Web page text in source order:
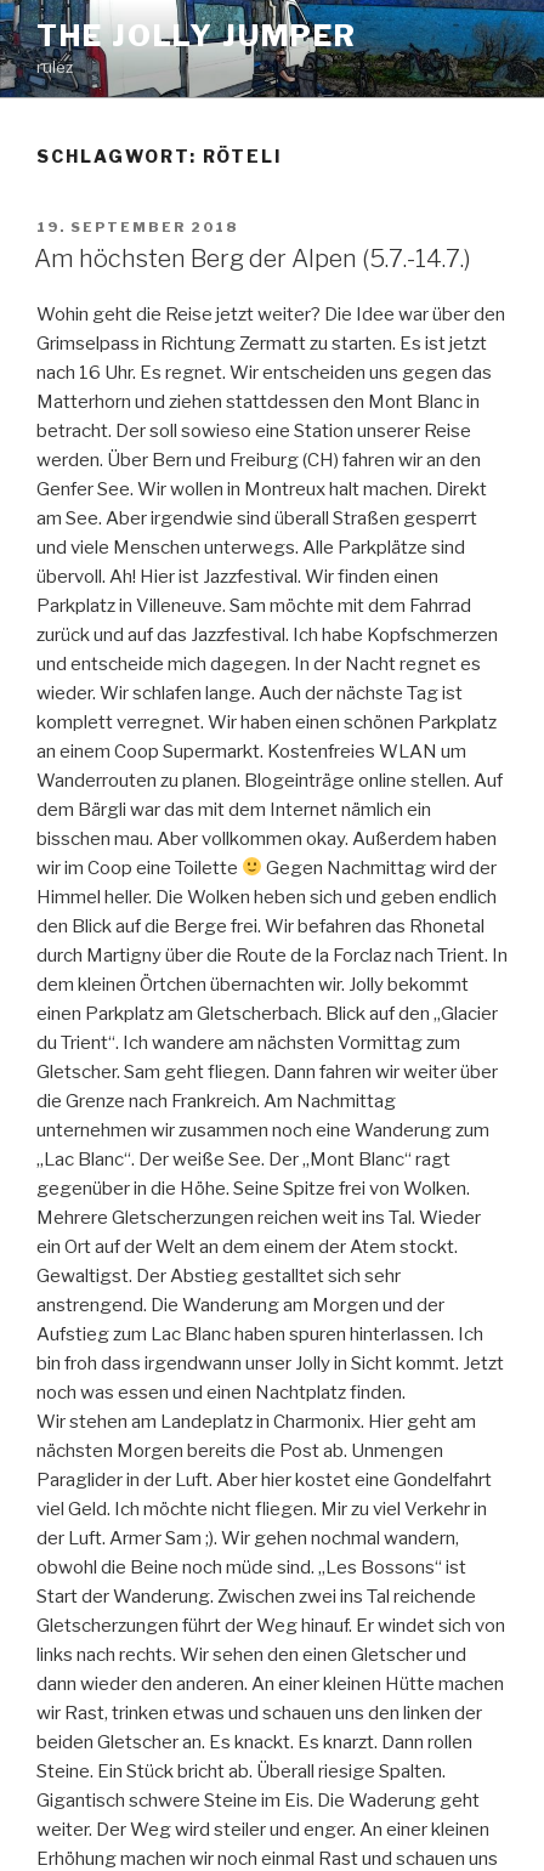
Zum
Inhalt
springen
THE JOLLY JUMPER
rulez
SCHLAGWORT: RÖTELI
VERÖFFENTLICHT
AM
19. SEPTEMBER 2018
Am höchsten Berg der Alpen (5.7.-14.7.)
Wohin geht die Reise jetzt weiter? Die Idee war über den
Grimselpass in Richtung Zermatt zu starten. Es ist jetzt
nach 16 Uhr. Es regnet. Wir entscheiden uns gegen das
Matterhorn und ziehen stattdessen den Mont Blanc in
betracht. Der soll sowieso eine Station unserer Reise
werden. Über Bern und Freiburg (CH) fahren wir an den
Genfer See. Wir wollen in Montreux halt machen. Direkt
am See. Aber irgendwie sind überall Straßen gesperrt
und viele Menschen unterwegs. Alle Parkplätze sind
übervoll. Ah! Hier ist Jazzfestival. Wir finden einen
Parkplatz in Villeneuve. Sam möchte mit dem Fahrrad
zurück und auf das Jazzfestival. Ich habe Kopfschmerzen
und entscheide mich dagegen. In der Nacht regnet es
wieder. Wir schlafen lange. Auch der nächste Tag ist
komplett verregnet. Wir haben einen schönen Parkplatz
an einem Coop Supermarkt. Kostenfreies WLAN um
Wanderrouten zu planen. Blogeinträge online stellen. Auf
dem Bärgli war das mit dem Internet nämlich ein
bisschen mau. Aber vollkommen okay. Außerdem haben
wir im Coop eine Toilette
Gegen Nachmittag wird der
Himmel heller. Die Wolken heben sich und geben endlich
den Blick auf die Berge frei. Wir befahren das Rhonetal
durch Martigny über die Route de la Forclaz nach Trient. In
dem kleinen Örtchen übernachten wir. Jolly bekommt
einen Parkplatz am Gletscherbach. Blick auf den „Glacier
du Trient“. Ich wandere am nächsten Vormittag zum
Gletscher. Sam geht fliegen. Dann fahren wir weiter über
die Grenze nach Frankreich. Am Nachmittag
unternehmen wir zusammen noch eine Wanderung zum
„Lac Blanc“. Der weiße See. Der „Mont Blanc“ ragt
gegenüber in die Höhe. Seine Spitze frei von Wolken.
Mehrere Gletscherzungen reichen weit ins Tal. Wieder
ein Ort auf der Welt an dem einem der Atem stockt.
Gewaltigst. Der Abstieg gestalltet sich sehr
anstrengend. Die Wanderung am Morgen und der
Aufstieg zum Lac Blanc haben spuren hinterlassen. Ich
bin froh dass irgendwann unser Jolly in Sicht kommt. Jetzt
noch was essen und einen Nachtplatz finden.
Wir stehen am Landeplatz in Charmonix. Hier geht am
nächsten Morgen bereits die Post ab. Unmengen
Paraglider in der Luft. Aber hier kostet eine Gondelfahrt
viel Geld. Ich möchte nicht fliegen. Mir zu viel Verkehr in
der Luft. Armer Sam ;). Wir gehen nochmal wandern,
obwohl die Beine noch müde sind. „Les Bossons“ ist
Start der Wanderung. Zwischen zwei ins Tal reichende
Gletscherzungen führt der Weg hinauf. Er windet sich von
links nach rechts. Wir sehen den einen Gletscher und
dann wieder den anderen. An einer kleinen Hütte machen
wir Rast, trinken etwas und schauen uns den linken der
beiden Gletscher an. Es knackt. Es knarzt. Dann rollen
Steine. Ein Stück bricht ab. Überall riesige Spalten.
Gigantisch schwere Steine im Eis. Die Waderung geht
weiter. Der Weg wird steiler und enger. An einer kleinen
Erhöhung machen wir noch einmal Rast und schauen uns